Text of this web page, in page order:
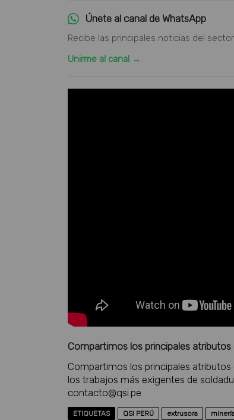
Únete al canal de WhatsApp
Recibe las principales noticias del
Unirme al canal →
Compartimos los principales
Compartimos los principales atributos
los trabajos más exigentes de
contacto@qsi.pe
ETIQUETAS QSI PERÚ extrusora